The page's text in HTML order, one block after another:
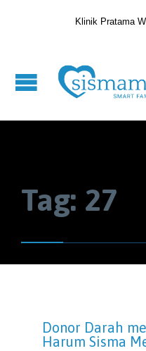
Klinik Pratama
Tag: 27
Donor Darah
Harum Sisma